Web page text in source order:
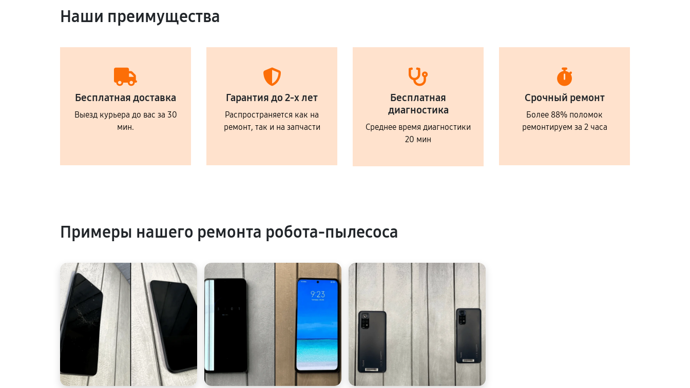
Наши преимущества
Бесплатная доставка
Выезд курьера до вас за 30
мин.
Гарантия до 2-х лет
Распространяется как на
ремонт, так и на запчасти
Бесплатная
диагностика
Среднее время диагностики
20 мин
Срочный ремонт
Более 88% поломок
ремонтируем за 2 часа
Примеры нашего ремонта робота-пылесоса